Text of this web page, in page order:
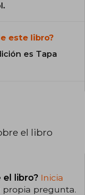
este libro?
es Tapa
el libro
el libro? Inicia
pregunta.